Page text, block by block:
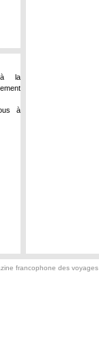
à la
à
francophone des voyages